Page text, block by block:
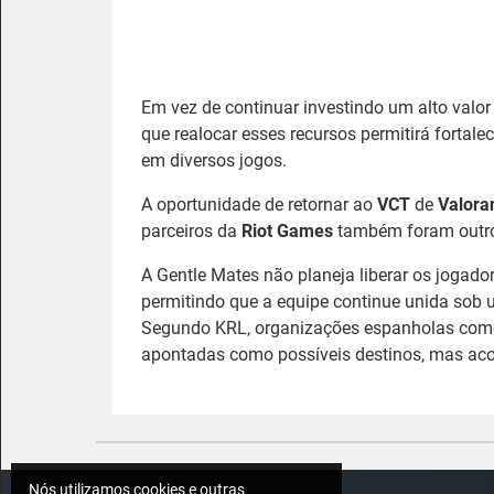
Nós utilizamos cookies e outras
Em vez de continuar investindo um alto
que realocar esses recursos permitirá
em diversos jogos.
A oportunidade de retornar ao VCT de
parceiros da Riot Games também foram
A Gentle Mates não planeja liberar os
permitindo que a equipe continue unida sob
Segundo KRL, organizações espanholas
apontadas como possíveis destinos, mas